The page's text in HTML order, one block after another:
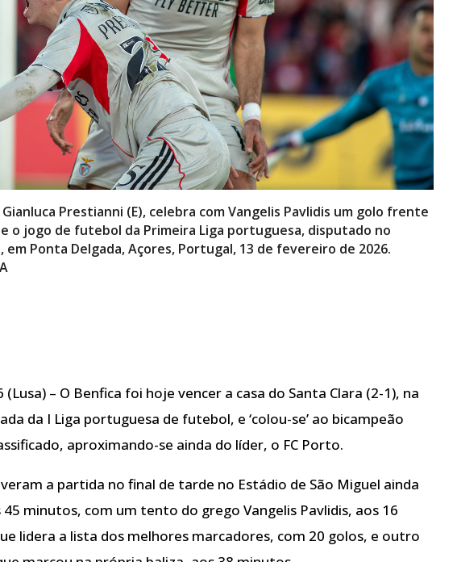
Prestianni (E), celebra com Vangelis Pavlidis um golo frente
o jogo de futebol da Primeira Liga portuguesa, disputado no
em Ponta Delgada, Açores, Portugal, 13 de fevereiro de 2026.
(Lusa) – O Benfica foi hoje vencer a casa do Santa Clara (2-1), na
da I Liga portuguesa de futebol, e ‘colou-se’ ao bicampeão
aproximando-se ainda do líder, o FC Porto.
a partida no final de tarde no Estádio de São Miguel ainda
minutos, com um tento do grego Vangelis Pavlidis, aos 16
lidera a lista dos melhores marcadores, com 20 golos, e outro